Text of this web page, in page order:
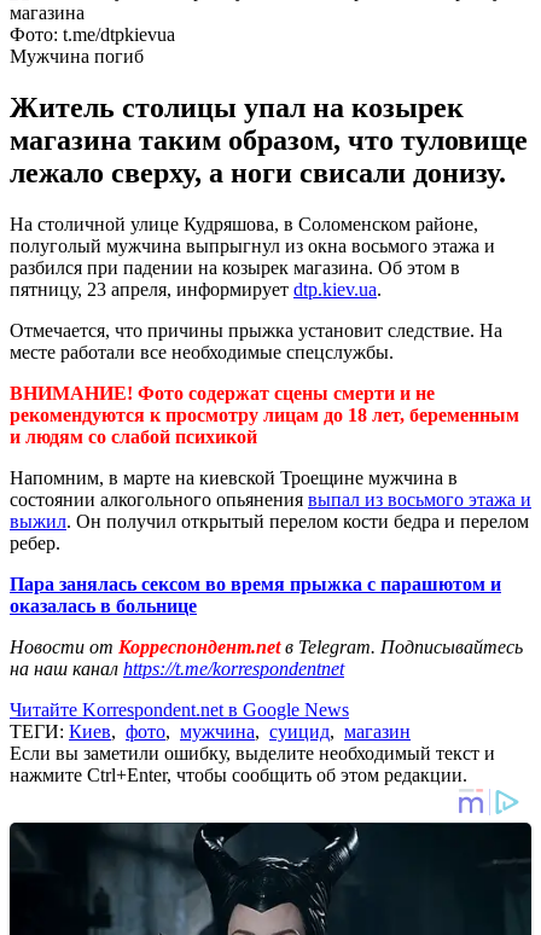
Фото: t.me/dtpkievua
Мужчина погиб
Житель столицы упал на козырек
магазина таким образом, что туловище
лежало сверху, а ноги свисали донизу.
На столичной улице Кудряшова, в Соломенском районе,
полуголый мужчина выпрыгнул из окна восьмого этажа и
разбился при падении на козырек магазина. Об этом в
пятницу, 23 апреля, информирует dtp.kiev.ua.
Отмечается, что причины прыжка установит следствие. На
месте работали все необходимые спецслужбы.
ВНИМАНИЕ! Фото содержат сцены смерти и не
рекомендуются к просмотру лицам до 18 лет, беременным
и людям со слабой психикой
Напомним, в марте на киевской Троещине мужчина в
состоянии алкогольного опьянения выпал из восьмого этажа и
выжил. Он получил открытый перелом кости бедра и перелом
ребер.
Пара занялась сексом во время прыжка с парашютом и
оказалась в больнице
Новости от Корреспондент.netв Telegram. Подписывайтесь
на наш канал https://t.me/korrespondentnet
Читайте Korrespondent.net в Google News
ТЕГИ: Киев, фото, мужчина, суицид, магазин
Если вы заметили ошибку, выделите необходимый текст и
нажмите Ctrl+Enter, чтобы сообщить об этом редакции.